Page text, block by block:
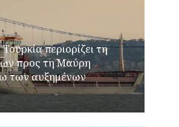
περιορίζει τη
προς τη Μαύρη
των αυξημένων